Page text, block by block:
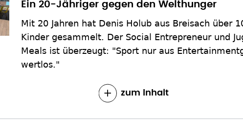
Ein 20-Jähriger gegen den Welthunger
Mit 20 Jahren hat Denis Holub aus Breisach über
Kinder gesammelt. Der Social Entrepreneur und
Meals ist überzeugt: "Sport nur aus
wertlos."
zum Inhalt